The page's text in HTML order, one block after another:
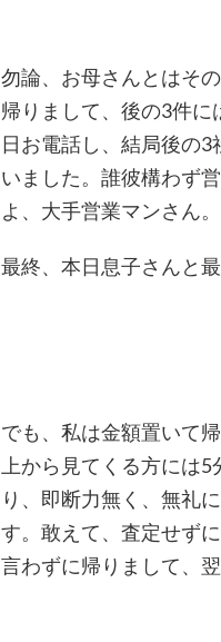
勿論、お母さんとはそ
帰りまして、後の3件
日お電話し、結局後の
いました。誰彼構わず
よ、大手営業マンさん
最終、本日息子さんと最
でも、私は金額置いて
上から見てくる方には
り、即断力無く、無礼
す。敢えて、査定せず
言わずに帰りまして、